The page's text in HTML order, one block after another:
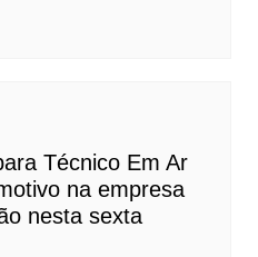
Técnico Em Ar
na empresa
nesta sexta